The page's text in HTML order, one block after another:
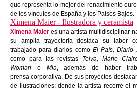
que representa lo mejor del renacimiento
de los vínculos de España y los Países Bajos.
Ximena Maier - Ilustradora y ceramista
Ximena Maier es una artista multidisciplinar
su amplia trayectoria destaca su labor
trabajado para diarios como El País, Diario
como para las revistas Telva, Marie
Woman oMia, además de haber
prensa corporativa. De sus proyectos
de ilustraciones; donde la artista recorre el